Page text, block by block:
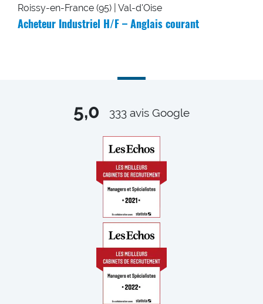
Roissy-en-France (95) | Val-d'Oise
Acheteur Industriel H/F – Anglais courant
5,0 333 avis Google